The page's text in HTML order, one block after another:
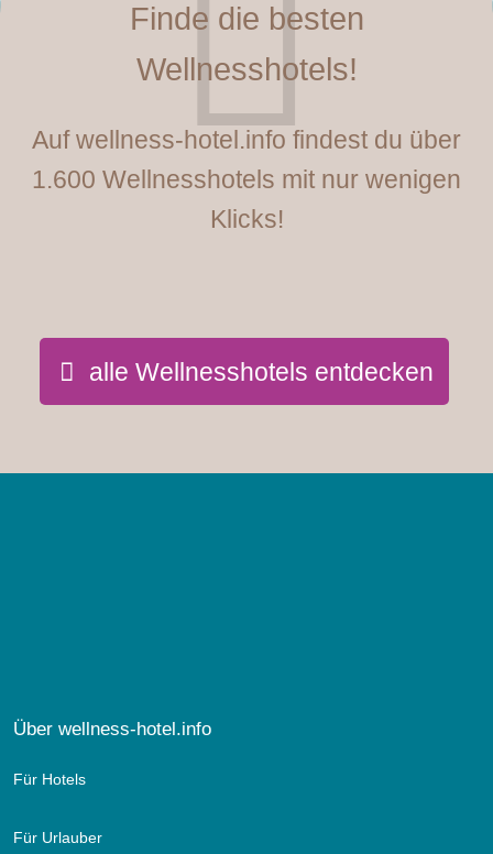
Finde die besten
Wellnesshotels!
Auf wellness-hotel.info findest du über
1.600 Wellnesshotels mit nur wenigen
Klicks!
alle Wellnesshotels entdecken
Über wellness-hotel.info
Für Hotels
Für Urlauber